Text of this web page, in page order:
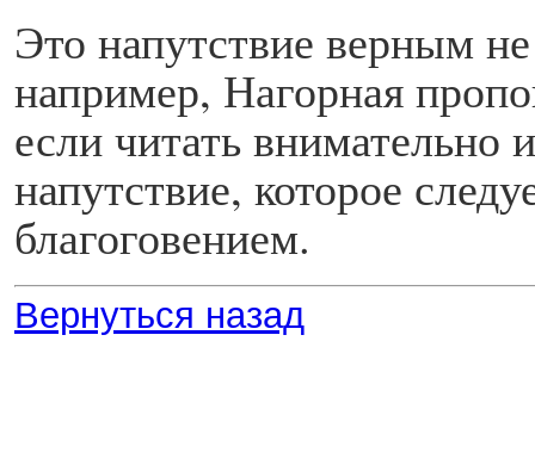
Это напутствие верным
например, Нагорная
если читать внимательно
напутствие, которое
благоговением.
Вернуться назад